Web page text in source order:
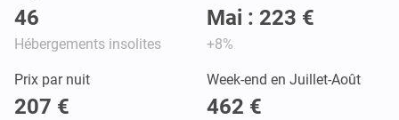
46
Hébergements insolites
Mai : 223 €
+8%
Prix par nuit
207 €
Week-end en Juillet-Août
462 €